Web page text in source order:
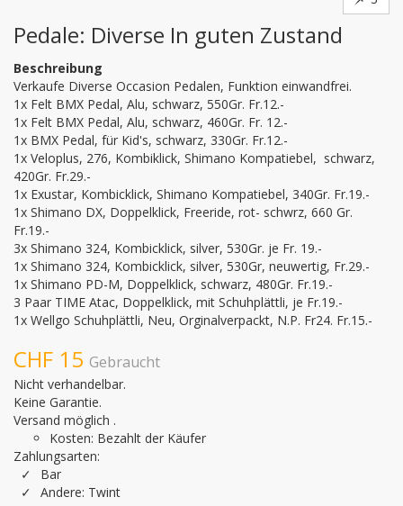
Pedale: Diverse In guten Zustand
Beschreibung
Verkaufe Diverse Occasion Pedalen, Funktion einwandfrei.
1x Felt BMX Pedal, Alu, schwarz, 550Gr. Fr.12.-
1x Felt BMX Pedal, Alu, schwarz, 460Gr. Fr. 12.-
1x BMX Pedal, für Kid's, schwarz, 330Gr. Fr.12.-
1x Veloplus, 276, Kombiklick, Shimano Kompatiebel,  schwarz,
420Gr. Fr.29.-
1x Exustar, Kombicklick, Shimano Kompatiebel, 340Gr. Fr.19.-
1x Shimano DX, Doppelklick, Freeride, rot- schwrz, 660 Gr.
Fr.19.-
3x Shimano 324, Kombicklick, silver, 530Gr. je Fr. 19.-
1x Shimano 324, Kombicklick, silver, 530Gr, neuwertig, Fr.29.-
1x Shimano PD-M, Doppelklick, schwarz, 480Gr. Fr.19.-
3 Paar TIME Atac, Doppelklick, mit Schuhplättli, je Fr.19.-
1x Wellgo Schuhplättli, Neu, Orginalverpackt, N.P. Fr24. Fr.15.-
CHF 15 Gebraucht
Nicht verhandelbar.
Keine Garantie.
Versand möglich .
Kosten: Bezahlt der Käufer
Zahlungsarten:
Bar
Andere: Twint